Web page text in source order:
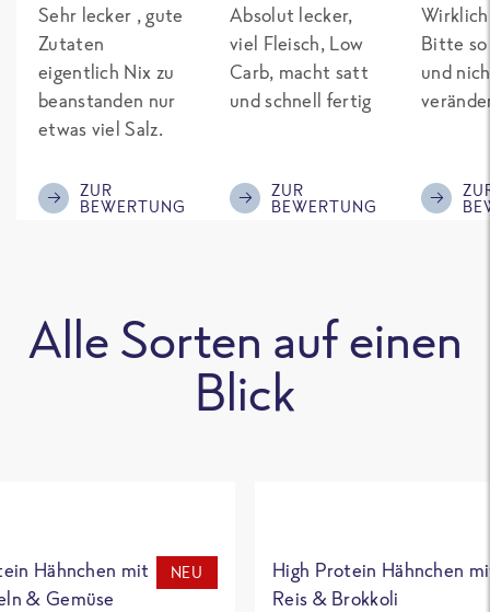
Sehr lecker , gute
Zutaten
eigentlich Nix zu
beanstanden nur
etwas viel Salz.
ZUR
BEWERTUNG
Absolut lecker,
viel Fleisch, Low
Carb, macht satt
und schnell fertig
ZUR
BEWERTUNG
Bitte so
und
Alle Sorten auf einen
Blick
Hähnchen mit
& Gemüse
NEU
High Protein Hähnchen
Reis & Brokkoli